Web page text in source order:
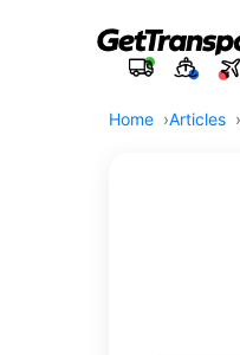
Home Articles